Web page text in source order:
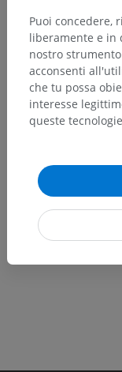
Hai notato un
Non esitare a
un
SCARICA L'APP
Puoi concedere,
liberamente e in
nostro
acconsenti
che tu possa
interesse
queste